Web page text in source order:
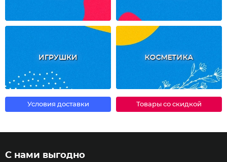
ИГРУШКИ КОСМЕТИКА
Условия доставки Товары со скидкой
С нами выгодно